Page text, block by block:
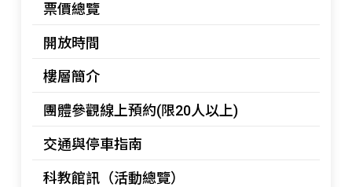
票價總覽
開放時間
樓層簡介
團體參觀線上預約(限20人以上)
交通與停車指南
科教館訊（活動總覽）